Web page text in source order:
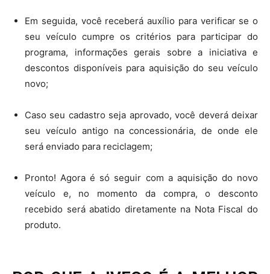
Em seguida, você receberá auxílio para verificar se o
seu veículo cumpre os critérios para participar do
programa, informações gerais sobre a iniciativa e
descontos disponíveis para aquisição do seu veículo
novo;
Caso seu cadastro seja aprovado, você deverá deixar
seu veículo antigo na concessionária, de onde ele
será enviado para reciclagem;
Pronto! Agora é só seguir com a aquisição do novo
veículo e, no momento da compra, o desconto
recebido será abatido diretamente na Nota Fiscal do
produto.